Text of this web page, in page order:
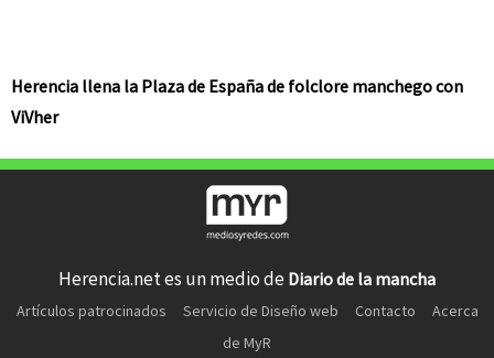
Herencia llena la Plaza de España de folclore manchego con
ViVher
Herencia.net es un medio de Diario de la mancha
Artículos patrocinados Servicio de Diseño web Contacto
Acerca
de MyR